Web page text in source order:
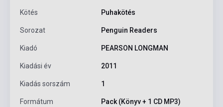
Kötés Puhakötés
Sorozat Penguin Readers
Kiadó PEARSON LONGMAN
Kiadási év 2011
Kiadás sorszám 1
Formátum Pack (Könyv + 1 CD MP3)